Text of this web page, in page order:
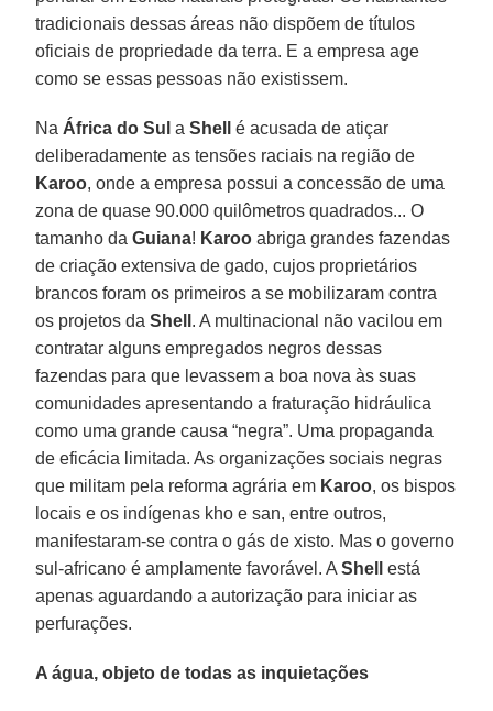
tradicionais dessas áreas não dispõem de títulos
oficiais de propriedade da terra. E a empresa age
como se essas pessoas não existissem.
Na África do Sul aShell
é acusada de atiçar
deliberadamente as tensões raciais na região de
Karoo, onde a empresa possui a concessão de uma
zona de quase 90.000 quilômetros quadrados... O
tamanho daGuiana! Karoo abriga grandes fazendas
de criação extensiva de gado, cujos proprietários
brancos foram os primeiros a se mobilizaram contra
os projetos daShell . A multinacional não vacilou em
contratar alguns empregados negros dessas
fazendas para que levassem a boa nova às suas
comunidades apresentando a fraturação hidráulica
como uma grande causa “negra”. Uma propaganda
de eficácia limitada. As organizações sociais negras
que militam pela reforma agrária em Karoo, os bispos
locais e os indígenas kho e san, entre outros,
manifestaram-se contra o gás de xisto. Mas o governo
sul-africano é amplamente favorável. AShell
está
apenas aguardando a autorização para iniciar as
perfurações.
A água, objeto de todas as inquietações